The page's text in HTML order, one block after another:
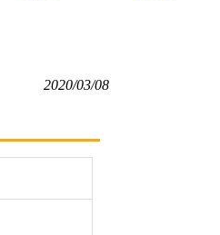
2020/03/08